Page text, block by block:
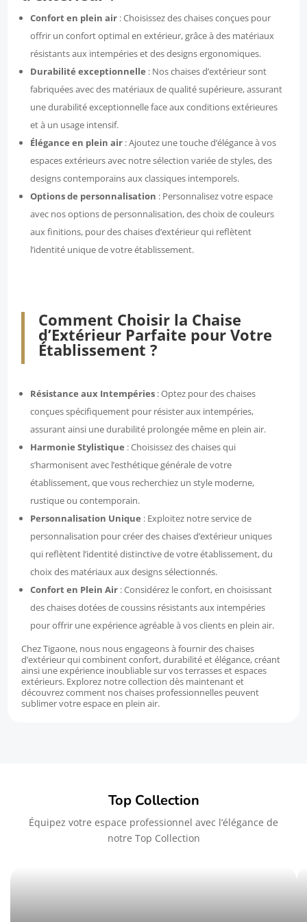
Confort en plein air : Choisissez des chaises conçues pour
offrir un confort optimal en extérieur, grâce à des matériaux
résistants aux intempéries et des designs ergonomiques.
Durabilité exceptionnelle : Nos chaises d’extérieur sont
fabriquées avec des matériaux de qualité supérieure, assurant
une durabilité exceptionnelle face aux conditions extérieures
et à un usage intensif.
Élégance en plein air : Ajoutez une touche d’élégance à vos
espaces extérieurs avec notre sélection variée de styles, des
designs contemporains aux classiques intemporels.
Options de personnalisation : Personnalisez votre espace
avec nos options de personnalisation, des choix de couleurs
aux finitions, pour des chaises d’extérieur qui reflètent
l’identité unique de votre établissement.
Comment Choisir la Chaise
d’Extérieur Parfaite pour Votre
Établissement ?
Résistance aux Intempéries : Optez pour des chaises
conçues spécifiquement pour résister aux intempéries,
assurant ainsi une durabilité prolongée même en plein air.
Harmonie Stylistique : Choisissez des chaises qui
s’harmonisent avec l’esthétique générale de votre
établissement, que vous recherchiez un style moderne,
rustique ou contemporain.
Personnalisation Unique : Exploitez notre service de
personnalisation pour créer des chaises d’extérieur uniques
qui reflètent l’identité distinctive de votre établissement, du
choix des matériaux aux designs sélectionnés.
Confort en Plein Air : Considérez le confort, en choisissant
des chaises dotées de coussins résistants aux intempéries
pour offrir une expérience agréable à vos clients en plein air.
Chez Tigaone, nous nous engageons à fournir des chaises
d’extérieur qui combinent confort, durabilité et élégance, créant
ainsi une expérience inoubliable sur vos terrasses et espaces
extérieurs. Explorez notre collection dès maintenant et
découvrez comment nos chaises professionnelles peuvent
sublimer votre espace en plein air.
Top Collection
Équipez votre espace professionnel avec l’élégance de
notre Top Collection